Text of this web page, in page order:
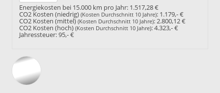
Energiekosten bei 15.000 km pro Jahr: 1.517,28 €
CO2 Kosten (niedrig) (Kosten Durchschnitt 10 Jahre): 1.179,- €
CO2 Kosten (mittel) (Kosten Durchschnitt 10 Jahre):2.800,12 €
CO2 Kosten (hoch) (Kosten Durchschnitt 10 Jahre):4.323,- €
Jahressteuer:95,- €